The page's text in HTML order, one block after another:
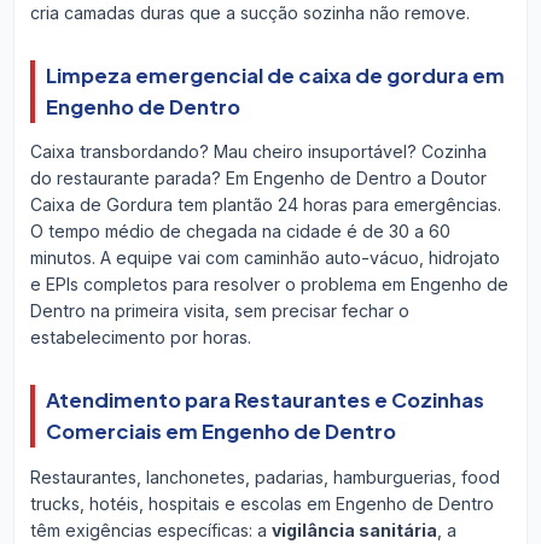
cria camadas duras que a sucção sozinha não remove.
Limpeza emergencial de caixa de gordura em
Engenho de Dentro
Caixa transbordando? Mau cheiro insuportável? Cozinha
do restaurante parada? Em Engenho de Dentro a Doutor
Caixa de Gordura tem plantão 24 horas para emergências.
O tempo médio de chegada na cidade é de 30 a 60
minutos. A equipe vai com caminhão auto-vácuo, hidrojato
e EPIs completos para resolver o problema em Engenho de
Dentro na primeira visita, sem precisar fechar o
estabelecimento por horas.
Atendimento para Restaurantes e Cozinhas
Comerciais em Engenho de Dentro
Restaurantes, lanchonetes, padarias, hamburguerias, food
trucks, hotéis, hospitais e escolas em Engenho de Dentro
têm exigências específicas: a vigilância sanitária , a